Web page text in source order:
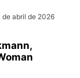
de abril de 2026